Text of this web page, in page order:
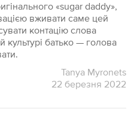
«sugar daddy»,
вживати саме цей
контацію слова
культурі батько — голова
Tanya Myronets
22 березня 2022